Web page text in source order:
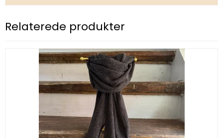
Relaterede produkter